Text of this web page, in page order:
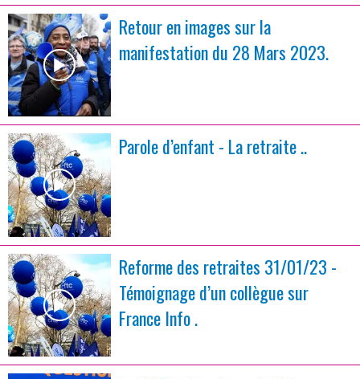
Retour en images sur la
manifestation du 28 Mars 2023.
Parole d’enfant - La retraite ..
Reforme des retraites 31/01/23 -
Témoignage d’un collègue sur
France Info .